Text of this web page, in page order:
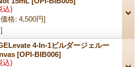
込)
格: 4,500円]
4-In-1ビルダージェルー
[OPI-BIB006]
込)